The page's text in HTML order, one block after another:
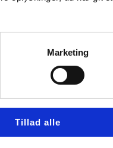
Marketing
Tillad alle